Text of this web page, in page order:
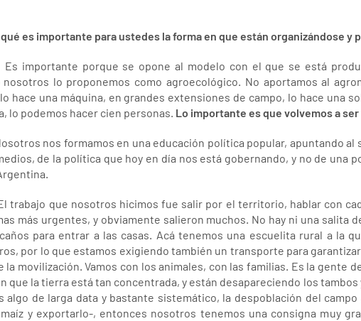
es importante para ustedes la forma en que están organizándose y
Es importante porque se opone al modelo con el que se está
nosotros lo proponemos como agroecológico. No aportamos al
hace una máquina, en grandes extensiones de campo, lo hace una
lo podemos hacer cien personas. Lo importante es que volvemos a
nos formamos en una educación política popular, apuntando
de la política que hoy en día nos está gobernando, y no de una
trabajo que nosotros hicimos fue salir por el territorio, hablar con
más urgentes, y obviamente salieron muchos. No hay ni una salita
para entrar a las casas. Acá tenemos una escuelita rural a la
por lo que estamos exigiendo también un transporte para
la movilización. Vamos con los animales, con las familias. Es la gente
que la tierra está tan concentrada, y están desapareciendo los
algo de larga data y bastante sistemático, la despoblación del
y exportarlo-, entonces nosotros tenemos una consigna muy